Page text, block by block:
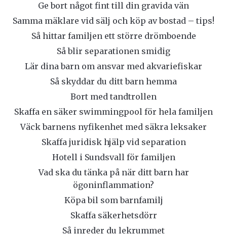
Ge bort något fint till din gravida vän
Samma mäklare vid sälj och köp av bostad – tips!
Så hittar familjen ett större drömboende
Så blir separationen smidig
Lär dina barn om ansvar med akvariefiskar
Så skyddar du ditt barn hemma
Bort med tandtrollen
Skaffa en säker swimmingpool för hela familjen
Väck barnens nyfikenhet med säkra leksaker
Skaffa juridisk hjälp vid separation
Hotell i Sundsvall för familjen
Vad ska du tänka på när ditt barn har
ögoninflammation?
Köpa bil som barnfamilj
Skaffa säkerhetsdörr
Så inreder du lekrummet